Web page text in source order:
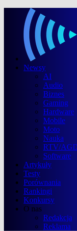
Newsy
AI
Audio
Biznes
Gaming
Hardware
Mobile
Moto
Nauka
RTV/
Software
Artykuły
Testy
Porównania
Rankingi
Konkursy
O nas
Redakcja
Reklama